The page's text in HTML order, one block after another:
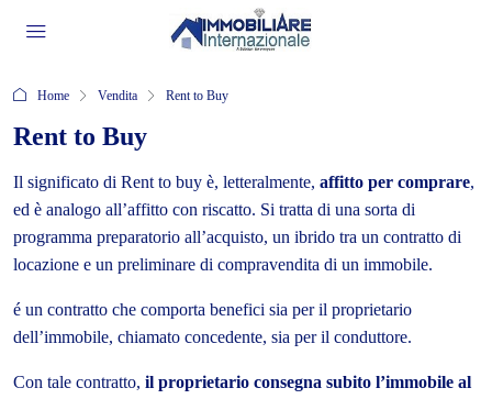
Home Vendita Rent to Buy
Rent to Buy
Il significato di Rent to buy è, letteralmente, affitto per comprare,
ed è analogo all’affitto con riscatto. Si tratta di una sorta di
programma preparatorio all’acquisto, un ibrido tra un contratto di
locazione e un preliminare di compravendita di un immobile.
é un contratto che comporta benefici sia per il proprietario
dell’immobile, chiamato concedente, sia per il conduttore.
Con tale contratto, il proprietario consegna subito l’immobile al